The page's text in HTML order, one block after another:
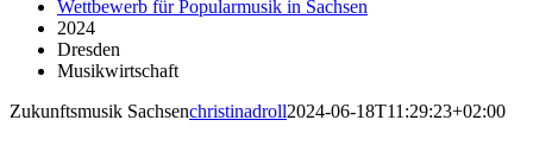
Wettbewerb für Popularmusik in Sachsen
2024
Dresden
Musikwirtschaft
Zukunftsmusik Sachsenchristinadroll2024-06-18T11:29:23+02:00